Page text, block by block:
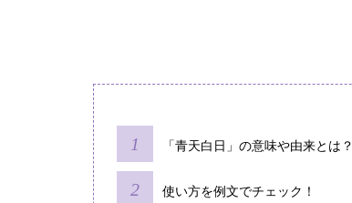
「青天白日」の意味や由来とは？
使い方を例文でチェック！